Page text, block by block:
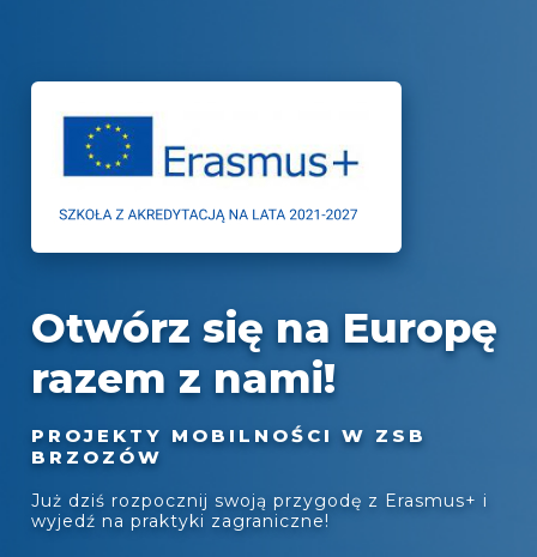
Otwórz się na Europę
razem z nami!
PROJEKTY MOBILNOŚCI W ZSB
BRZOZÓW
Już dziś rozpocznij swoją przygodę z Erasmus+ i
wyjedź na praktyki zagraniczne!